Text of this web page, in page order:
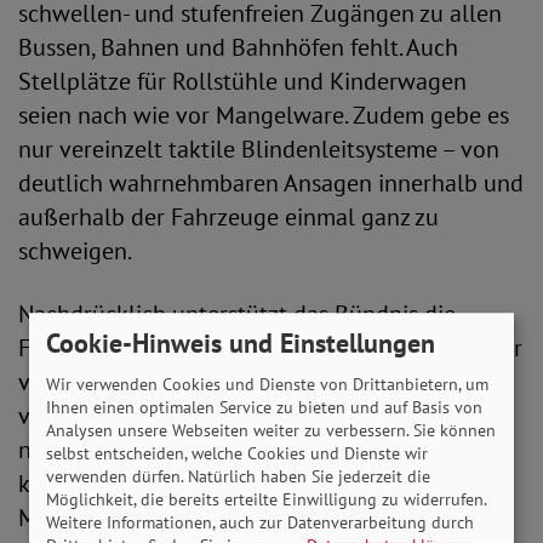
schwellen- und stufenfreien Zugängen zu allen
Bussen, Bahnen und Bahnhöfen fehlt. Auch
Stellplätze für Rollstühle und Kinderwagen
seien nach wie vor Mangelware. Zudem gebe es
nur vereinzelt taktile Blindenleitsysteme – von
deutlich wahrnehmbaren Ansagen innerhalb und
außerhalb der Fahrzeuge einmal ganz zu
schweigen.
Nachdrücklich unterstützt das Bündnis die
Forderung seines Mitgliedsverbandes VdK. Dieser
veranschlagt notwendige Investitionen in Höhe
von 15 bis 20 Milliarden Euro, um die
notwendige Barrierefreiheit umzusetzen. Dies
könne im Rahmen des geplanten Ausbau- und
Modernisierungspaktes für den ÖPNV erfolgen.
Cookie-Hinweis und Einstellungen
Wir verwenden Cookies und Dienste von Drittanbietern, um
Ihnen einen optimalen Service zu bieten und auf Basis von
Analysen unsere Webseiten weiter zu verbessern. Sie können
selbst entscheiden, welche Cookies und Dienste wir
verwenden dürfen. Natürlich haben Sie jederzeit die
Möglichkeit, die bereits erteilte Einwilligung zu widerrufen.
Weitere Informationen, auch zur Datenverarbeitung durch